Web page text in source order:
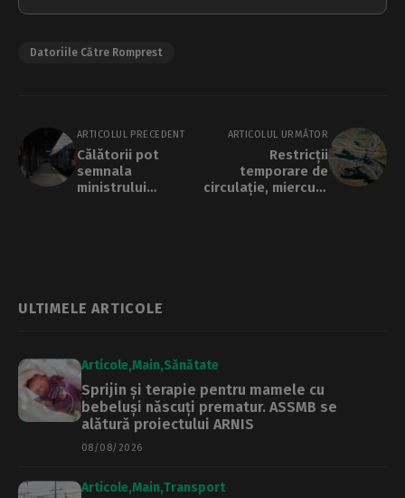
Datoriile Către Romprest
ARTICOLUL PRECEDENT
Călătorii pot
semnala
ministrului
Gara de Nord
ARTICOLUL URMĂTOR
Restricții
temporare de
circulație, miercuri,
ULTIMELE ARTICOLE
Articole Main Sănătate
Sprijin și terapie pentru mamele cu
bebeluși născuți prematur. ASSMB se
alătură proiectului ARNIS
08/08/2026
Articole Main Transport